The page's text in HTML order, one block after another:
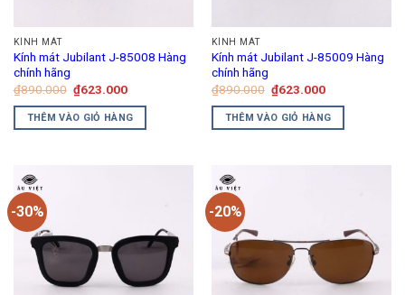
thể
được
chọn
trên
trang
sản
KÍNH MÁT
Kính mát Jubilant J-85008 Hàng
chính hãng
₫890.000 Giá
gốc
là:
₫890.000.
₫623.000Giá
tại
là:
THÊM VÀO GIỎ HÀNG
KÍNH MÁT
Kính mát Jubilant J-85009 Hàng
chính hãng
₫890.000 Giá
gốc
là:
₫890.000.
₫623.000Giá
tại
là:
THÊM VÀO GIỎ HÀNG
-30% -20%